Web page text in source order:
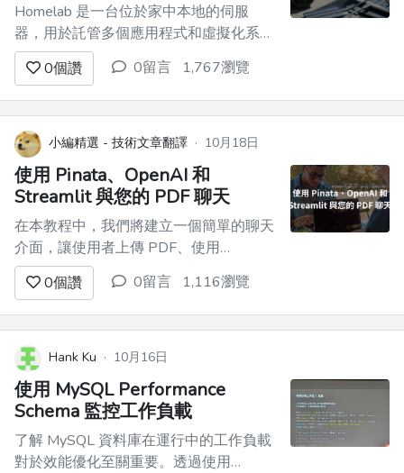
Homelab 是一台位於家中本地的伺服
器，用於託管多個應用程式和虛擬化系
統，用於測試、開發、家庭或功能使用。
它為您提供了額外的良好隱私空間，可以
以很少的成本進行實驗和開發。
Vaultwarden ------ ![圖片說明]
(https://dev-to-uploads.s...
0個讚 0留言 1,767瀏覽
小編精選 - 技術文章翻譯 · 10月18日
使用 Pinata、OpenAI 和
Streamlit 與您的 PDF 聊天
在本教程中，我們將建立一個簡單的聊天
介面，讓使用者上傳 PDF、使用
**OpenAI 的 API**檢索其內容，並使用
**Streamlit**在類似聊天的介面中顯示回
應。我們還將利用**@pinata**上傳和儲
存 PDF 文件。 在繼續之前，讓我們先來
0個讚 0留言 1,116瀏覽
Hank Ku · 10月16日
使用 MySQL Performance
Schema 監控工作負載
了解 MySQL 資料庫在運行中的工作負載
對於效能優化至關重要。透過使用